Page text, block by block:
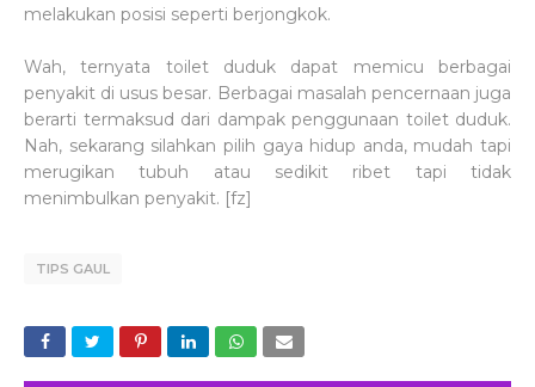
melakukan posisi seperti berjongkok.
Wah, ternyata toilet duduk dapat memicu berbagai
penyakit di usus besar. Berbagai masalah pencernaan juga
berarti termaksud dari dampak penggunaan toilet duduk.
Nah, sekarang silahkan pilih gaya hidup anda, mudah tapi
merugikan tubuh atau sedikit ribet tapi tidak
menimbulkan penyakit. [fz]
TIPS GAUL